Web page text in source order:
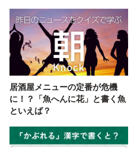
居酒屋メニューの定番が危機
に！？「魚へんに花」と書く魚
といえば？